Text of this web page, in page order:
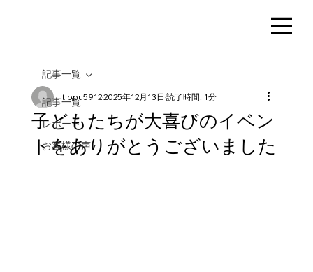
記事一覧
レポート
お客様の声
記事一覧
子どもたちが大喜びのイベン
トをありがとうございました
tippu59122025年12月13日 読了時間: 1分